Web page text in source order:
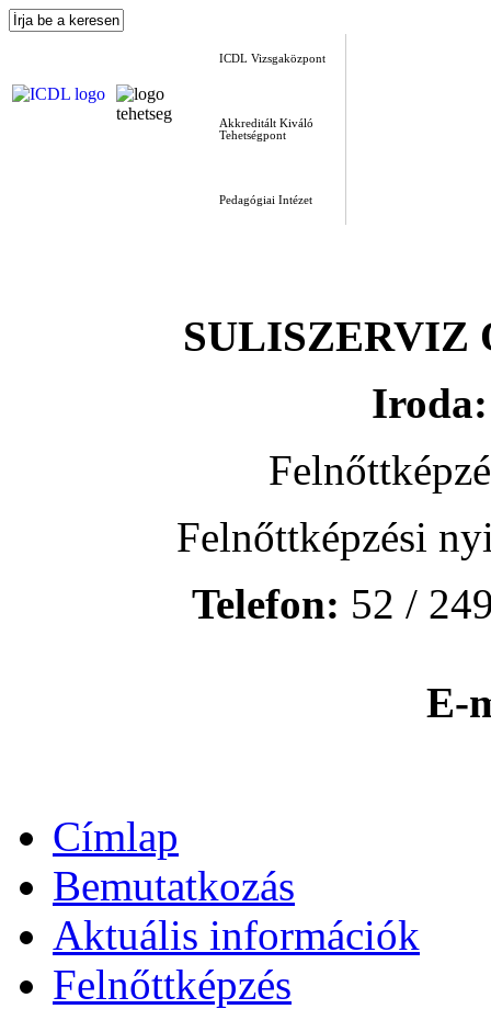
ICDL Vizsgaközpont
Akkreditált Kiváló
Tehetségpont
Pedagógiai Intézet
SULISZERVIZ
Iroda:
Felnőttképzési
Telefon: 52 /
E-
Címlap
Bemutatkozás
Aktuális információk
Felnőttképzés